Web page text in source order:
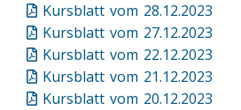
Kursblatt vom 28.12.2023
Kursblatt vom 27.12.2023
Kursblatt vom 22.12.2023
Kursblatt vom 21.12.2023
Kursblatt vom 20.12.2023